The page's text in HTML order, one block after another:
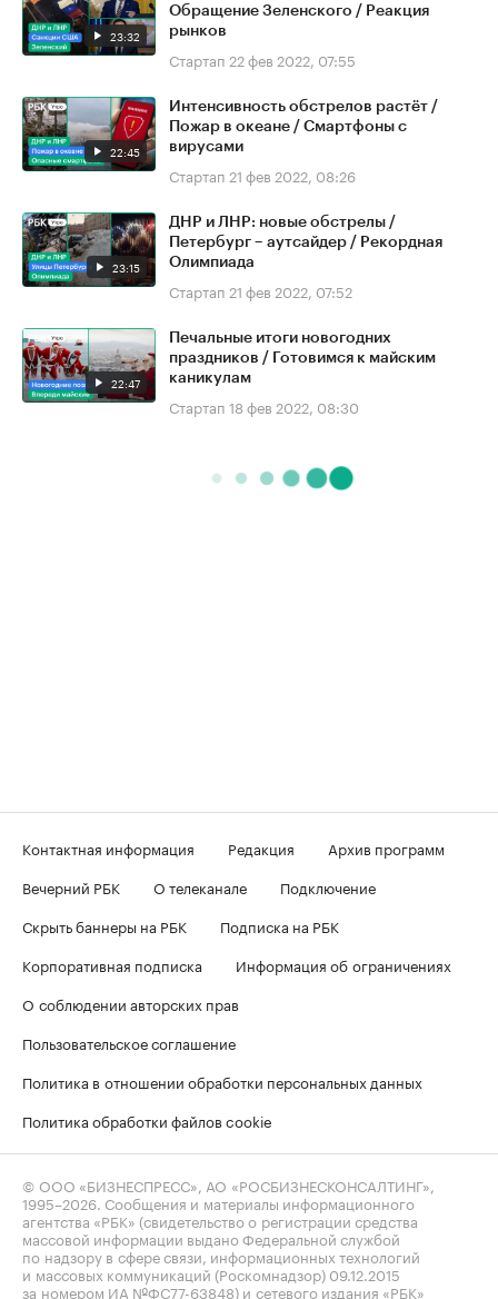
23:32
Обращение Зеленского / Реакция
рынков
Стартап 22 фев 2022, 07:55
22:45
Интенсивность обстрелов растёт /
Пожар в океане / Смартфоны с
вирусами
Стартап 21 фев 2022, 08:26
23:15
ДНР и ЛНР: новые обстрелы /
Петербург – аутсайдер / Рекордная
Олимпиада
Стартап 21 фев 2022, 07:52
22:47
Печальные итоги новогодних
праздников / Готовимся к майским
каникулам
Стартап 18 фев 2022, 08:30
Контактная информация Редакция
Архив программ
Вечерний РБК
О телеканале
Подключение
Скрыть баннеры на РБК
Подписка на РБК
Корпоративная подписка
Информация об ограничениях
О соблюдении авторских прав
Пользовательское соглашение
Политика в отношении обработки персональных данных
Политика обработки файлов cookie
© ООО «БИЗНЕСПРЕСС», АО «РОСБИЗНЕСКОНСАЛТИНГ»,
1995–2026 . Сообщения и материалы информационного
агентства «РБК» (свидетельство о регистрации средства
массовой информации выдано Федеральной службой
по надзору в сфере связи, информационных технологий
и массовых коммуникаций (Роскомнадзор) 09.12.2015
за номером ИА №ФС77-63848) и сетевого издания «РБК»